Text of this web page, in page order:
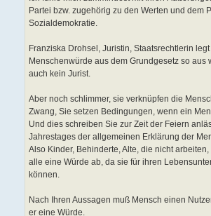
Partei bzw. zugehörig zu den Werten und dem
Sozialdemokratie.
Franziska Drohsel, Juristin, Staatsrechtlerin
Menschenwürde aus dem Grundgesetz so aus
auch kein Jurist.
Aber noch schlimmer, sie verknüpfen die
Zwang, Sie setzen Bedingungen, wenn ein
Und dies schreiben Sie zur Zeit der Feiern
Jahrestages der allgemeinen Erklärung der
Also Kinder, Behinderte, Alte, die nicht
alle eine Würde ab, da sie für ihren
können.
Nach Ihren Aussagen muß Mensch einen
er eine Würde.